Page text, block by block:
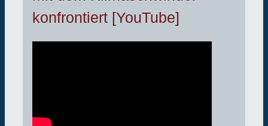
konfrontiert [YouTube]